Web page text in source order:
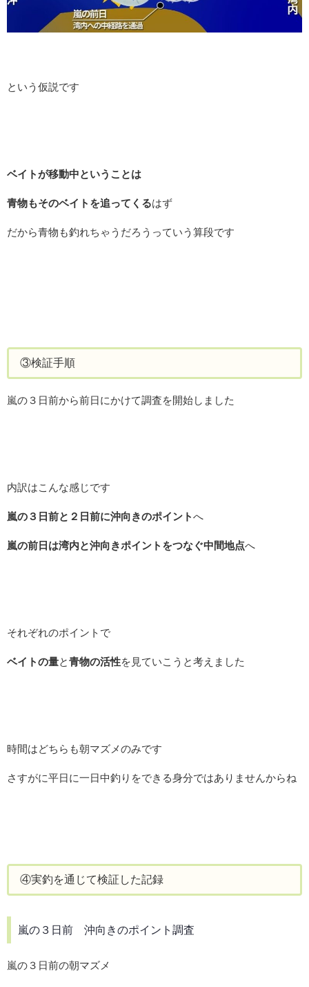
という仮説です
ベイトが移動中ということは
青物もそのベイトを追ってくるはず
だから青物も釣れちゃうだろうっていう算段です
③検証手順
嵐の３日前から前日にかけて調査を開始しました
内訳はこんな感じです
嵐の３日前と２日前に沖向きのポイントへ
嵐の前日は湾内と沖向きポイントをつなぐ中間地点へ
それぞれのポイントで
ベイトの量と青物の活性を見ていこうと考えました
時間はどちらも朝マズメのみです
さすがに平日に一日中釣りをできる身分ではありませんからね
④実釣を通じて検証した記録
嵐の３日前 沖向きのポイント調査
嵐の３日前の朝マズメ